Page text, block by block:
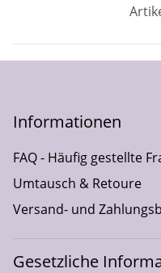
Informationen
FAQ - Häufig gestellte
Umtausch & Retoure
Versand- und
Gesetzliche